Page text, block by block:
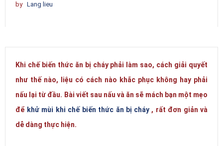
by Lang lieu
Khi chế biến thức ăn bị cháy phải làm sao, cách giải quyết
như thế nào, liệu có cách nào khắc phục không hay phải
nấu lại từ đầu. Bài viết sau nấu và ăn sẽ mách bạn một mẹo
để khử mùi khi chế biến thức ăn bị cháy , rất đơn giản và
dễ dàng thực hiện.